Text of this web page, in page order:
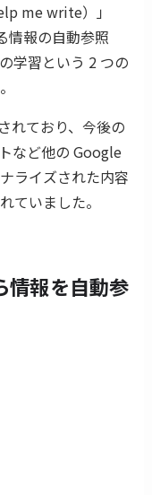
me write）」
情報の自動参照
学習という 2 つの
されており、今後の
など他の Google
ライズされた内容
ていました。
情報を自動参